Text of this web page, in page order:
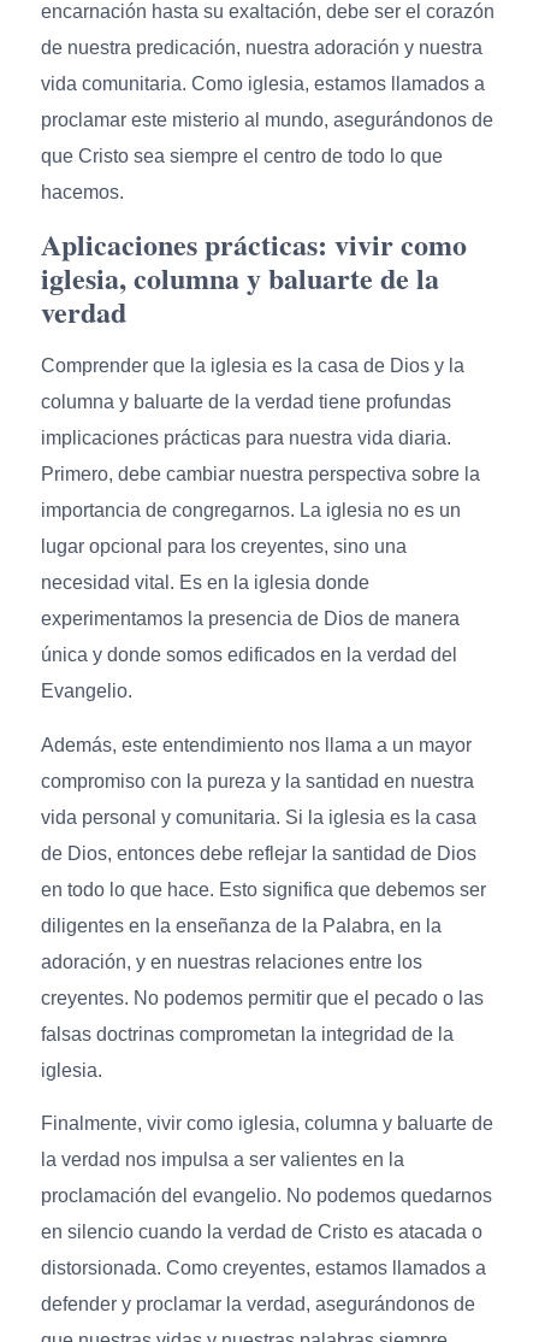
encarnación hasta su exaltación, debe ser el corazón
de nuestra predicación, nuestra adoración y nuestra
vida comunitaria. Como iglesia, estamos llamados a
proclamar este misterio al mundo, asegurándonos de
que Cristo sea siempre el centro de todo lo que
hacemos.
Aplicaciones prácticas: vivir como
iglesia, columna y baluarte de la
verdad
Comprender que la iglesia es la casa de Dios y la
columna y baluarte de la verdad tiene profundas
implicaciones prácticas para nuestra vida diaria.
Primero, debe cambiar nuestra perspectiva sobre la
importancia de congregarnos. La iglesia no es un
lugar opcional para los creyentes, sino una
necesidad vital. Es en la iglesia donde
experimentamos la presencia de Dios de manera
única y donde somos edificados en la verdad del
Evangelio.
Además, este entendimiento nos llama a un mayor
compromiso con la pureza y la santidad en nuestra
vida personal y comunitaria. Si la iglesia es la casa
de Dios, entonces debe reflejar la santidad de Dios
en todo lo que hace. Esto significa que debemos ser
diligentes en la enseñanza de la Palabra, en la
adoración, y en nuestras relaciones entre los
creyentes. No podemos permitir que el pecado o las
falsas doctrinas comprometan la integridad de la
iglesia.
Finalmente, vivir como iglesia, columna y baluarte de
la verdad nos impulsa a ser valientes en la
proclamación del evangelio. No podemos quedarnos
en silencio cuando la verdad de Cristo es atacada o
distorsionada. Como creyentes, estamos llamados a
defender y proclamar la verdad, asegurándonos de